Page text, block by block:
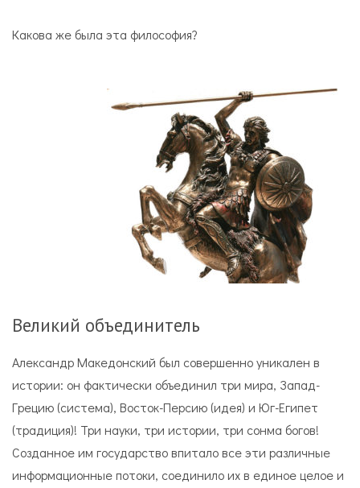
Какова же была эта философия?
Великий объединитель
Александр Македонский был совершенно уникален в
истории: он фактически объединил три мира, Запад-
Грецию (система), Восток-Персию (идея) и Юг-Египет
(традиция)! Три науки, три истории, три сонма богов!
Созданное им государство впитало все эти различные
информационные потоки, соединило их в единое целое и